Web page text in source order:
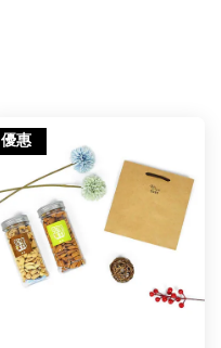
優惠